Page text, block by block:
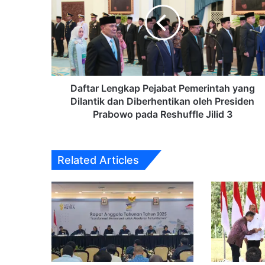
1 week ago
1 week ago
Bank Saqu Catat Pertumbuhan
1 week ago
2 weeks ago
Pemerintah
yang
Dilantik
dan
Diberhentikan
oleh
Presiden
Prabowo
3
Daftar Lengkap Pejabat Pemerintah yang
Dilantik dan Diberhentikan oleh Presiden
Prabowo pada Reshuffle Jilid 3
Related Articles